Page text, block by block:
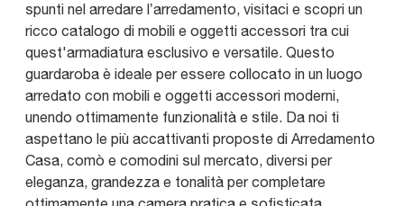
spunti nel arredare l’arredamento, visitaci e scopri un
ricco catalogo di mobili e oggetti accessori tra cui
quest'armadiatura esclusivo e versatile. Questo
guardaroba è ideale per essere collocato in un luogo
arredato con mobili e oggetti accessori moderni,
unendo ottimamente funzionalità e stile. Da noi ti
aspettano le più accattivanti proposte di Arredamento
Casa, comò e comodini sul mercato, diversi per
eleganza, grandezza e tonalità per completare